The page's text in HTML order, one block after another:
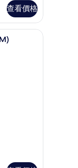
查看價格
箱泳池 (Check-in 2:30 PM) |